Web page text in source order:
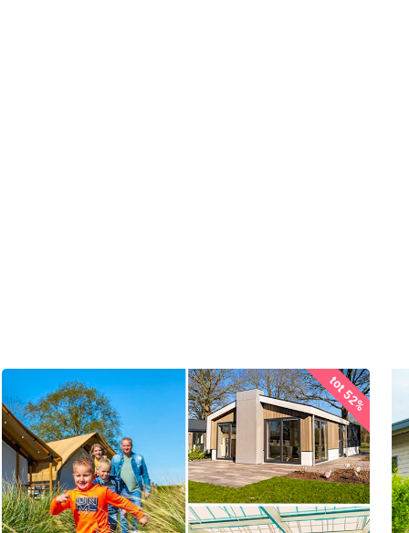
tot 52%